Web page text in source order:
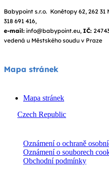
Babypoint s.r.o. Konětopy 62, 262 31
318 691 416,
e-mail: info@babypoint.eu, IČ:
vedená u Městského soudu v Praze
Mapa stránek
Mapa stránek
Czech Republic
Oznámení o ochraně
Oznámení o souborech
Obchodní podmínky